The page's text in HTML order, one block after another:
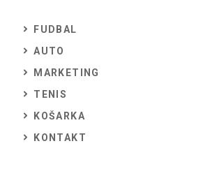
FUDBAL
AUTO
MARKETING
TENIS
KOŠARKA
KONTAKT